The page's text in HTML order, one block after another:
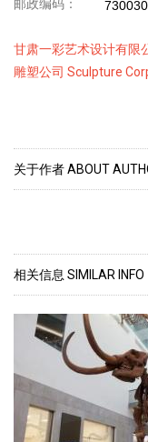
邮政编码：
730030
甘肃一彩艺术设计有限
Category2
雕塑公司 Sculpture
关于作者 ABOUT
相关信息 SIMILAR INFO